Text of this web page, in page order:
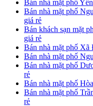
Bán nhà mặt phố
Bán nhà mặt phố
giá rẻ
Bán khách sạn mặt
giá rẻ
Bán nhà mặt phố
Bán nhà mặt phố
Bán nhà mặt phố
rẻ
Bán nhà mặt phố
Bán nhà mặt phố
rẻ